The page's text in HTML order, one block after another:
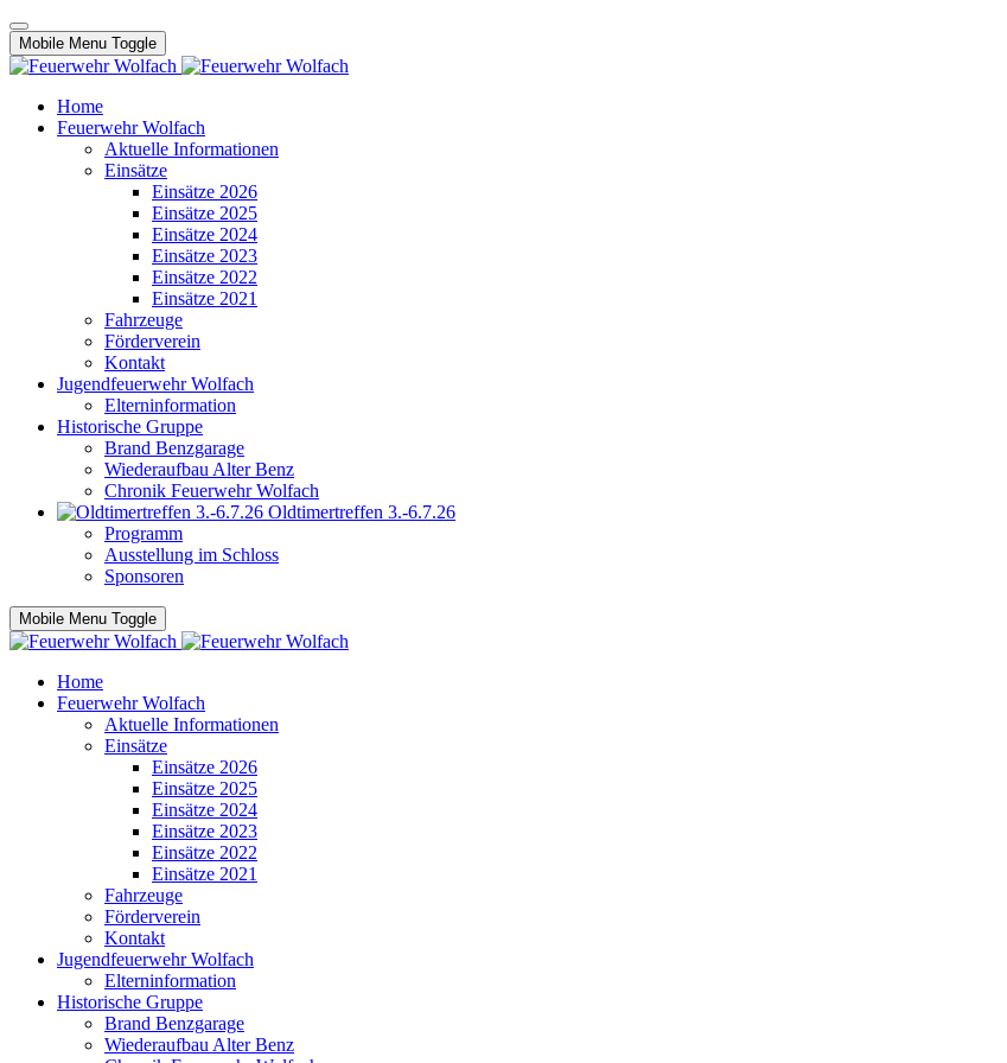
Mobile Menu Toggle
Home
Feuerwehr Wolfach
Aktuelle Informationen
Einsätze
Einsätze 2026
Einsätze 2025
Einsätze 2024
Einsätze 2023
Einsätze 2022
Einsätze 2021
Fahrzeuge
Förderverein
Kontakt
Jugendfeuerwehr Wolfach
Elterninformation
Historische Gruppe
Brand Benzgarage
Wiederaufbau Alter Benz
Chronik Feuerwehr Wolfach
Oldtimertreffen 3.-6.7.26
Programm
Ausstellung im Schloss
Sponsoren
Mobile Menu Toggle
Home
Feuerwehr Wolfach
Aktuelle Informationen
Einsätze
Einsätze 2026
Einsätze 2025
Einsätze 2024
Einsätze 2023
Einsätze 2022
Einsätze 2021
Fahrzeuge
Förderverein
Kontakt
Jugendfeuerwehr Wolfach
Elterninformation
Historische Gruppe
Brand Benzgarage
Wiederaufbau Alter Benz